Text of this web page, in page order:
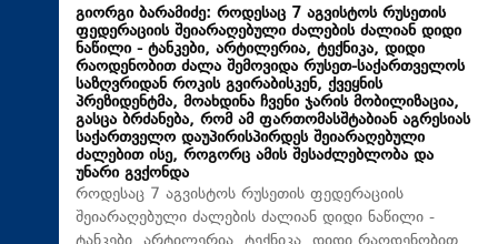
გიორგი ბარამიძე: როდესაც 7 აგვისტოს რუსეთის
ფედერაციის შეიარაღებული ძალების ძალიან დიდი
ნაწილი - ტანკები, არტილერია, ტექნიკა, დიდი
რაოდენობით ძალა შემოვიდა რუსეთ-საქართველოს
საზღვრიდან როკის გვირაბისკენ, ქვეყნის
პრეზიდენტმა, მოახდინა ჩვენი ჯარის მობილიზაცია,
გასცა ბრძანება, რომ ამ ფართომასშტაბიან აგრესიას
საქართველო დაუპირისპირდეს შეიარაღებული
ძალებით ისე, როგორც ამის შესაძლებლობა და
უნარი გვქონდა
როდესაც 7 აგვისტოს რუსეთის ფედერაციის
შეიარაღებული ძალების ძალიან დიდი ნაწილი -